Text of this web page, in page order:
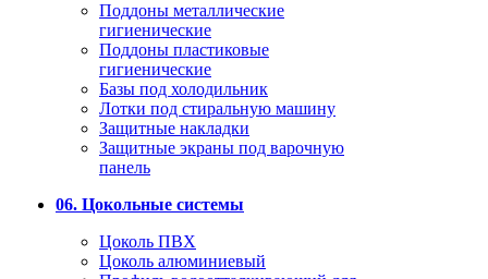
Поддоны металлические
гигиенические
Поддоны пластиковые
гигиенические
Базы под холодильник
Лотки под стиральную машину
Защитные накладки
Защитные экраны под варочную
панель
06. Цокольные системы
Цоколь ПВХ
Цоколь алюминиевый